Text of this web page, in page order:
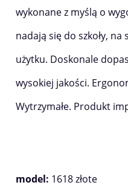
wykonane z myślą o
nadają się do szkoły,
użytku. Doskonale
wysokiej jakości.
Wytrzymałe. Produkt
model: 1618 złote